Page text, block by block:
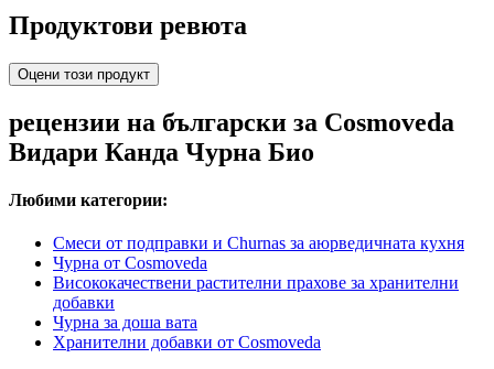
Продуктови ревюта
Оцени този продукт
рецензии на български за Cosmoveda
Видари Канда Чурна Био
Любими категории:
Смеси от подправки и Churnas за аюрведичната кухня
Чурна от Cosmoveda
Висококачествени растителни прахове за хранителни
добавки
Чурна за доша вата
Хранителни добавки от Cosmoveda